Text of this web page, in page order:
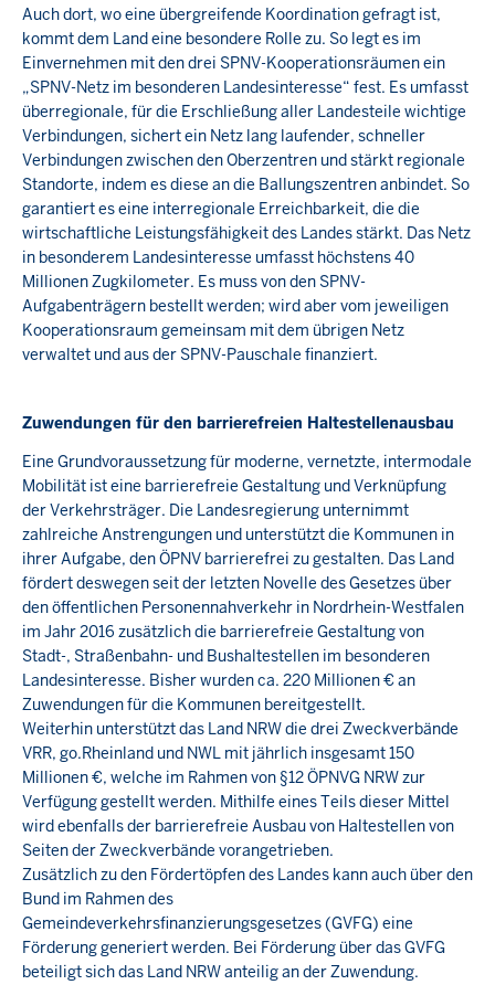
Auch dort, wo eine übergreifende Koordination gefragt ist,
kommt dem Land eine besondere Rolle zu. So legt es im
Einvernehmen mit den drei SPNV-Kooperationsräumen ein
„SPNV-Netz im besonderen Landesinteresse“ fest. Es umfasst
überregionale, für die Erschließung aller Landesteile wichtige
Verbindungen, sichert ein Netz lang laufender, schneller
Verbindungen zwischen den Oberzentren und stärkt regionale
Standorte, indem es diese an die Ballungszentren anbindet. So
garantiert es eine interregionale Erreichbarkeit, die die
wirtschaftliche Leistungsfähigkeit des Landes stärkt. Das Netz
in besonderem Landesinteresse umfasst höchstens 40
Millionen Zugkilometer. Es muss von den SPNV-
Aufgabenträgern bestellt werden; wird aber vom jeweiligen
Kooperationsraum gemeinsam mit dem übrigen Netz
verwaltet und aus der SPNV-Pauschale finanziert.
Zuwendungen für den barrierefreien Haltestellenausbau
Eine Grundvoraussetzung für moderne, vernetzte, intermodale
Mobilität ist eine barrierefreie Gestaltung und Verknüpfung
der Verkehrsträger. Die Landesregierung unternimmt
zahlreiche Anstrengungen und unterstützt die Kommunen in
ihrer Aufgabe, den ÖPNV barrierefrei zu gestalten. Das Land
fördert deswegen seit der letzten Novelle des Gesetzes über
den öffentlichen Personennahverkehr in Nordrhein-Westfalen
im Jahr 2016 zusätzlich die barrierefreie Gestaltung von
Stadt-, Straßenbahn- und Bushaltestellen im besonderen
Landesinteresse. Bisher wurden ca. 220 Millionen € an
Zuwendungen für die Kommunen bereitgestellt.
Weiterhin unterstützt das Land NRW die drei Zweckverbände
VRR, go.Rheinland und NWL mit jährlich insgesamt 150
Millionen €, welche im Rahmen von §12 ÖPNVG NRW zur
Verfügung gestellt werden. Mithilfe eines Teils dieser Mittel
wird ebenfalls der barrierefreie Ausbau von Haltestellen von
Seiten der Zweckverbände vorangetrieben.
Zusätzlich zu den Fördertöpfen des Landes kann auch über den
Bund im Rahmen des
Gemeindeverkehrsfinanzierungsgesetzes (GVFG) eine
Förderung generiert werden. Bei Förderung über das GVFG
beteiligt sich das Land NRW anteilig an der Zuwendung.